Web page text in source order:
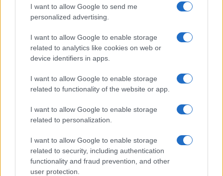
I want to allow Google to send me
personalized advertising.
I want to allow Google to enable storage
related to analytics like cookies on web or
device identifiers in apps.
I want to allow Google to enable storage
related to functionality of the website or app.
I want to allow Google to enable storage
related to personalization.
I want to allow Google to enable storage
related to security, including authentication
functionality and fraud prevention, and other
user protection.
iraniano Abbas Araghchi, che accusa l’Occidente
di minare il dialogo con pressioni «inaccettabili».
Ma ormai il tempo delle trattative sembra
scaduto. Netanyahu è convinto da anni che l’unico
modo per fermare l’atomica degli ayatollah sia
uno solo: colpirli prima che sia troppo tardi.
Unione
europea“sostiene la risoluzione adottata dal
atomica (Aiea) che invita l’Iran a ristabilire una
piena cooperazione con l’Agenzia e a rispettare
integralmente i propri obblighi”. Il portavoce della